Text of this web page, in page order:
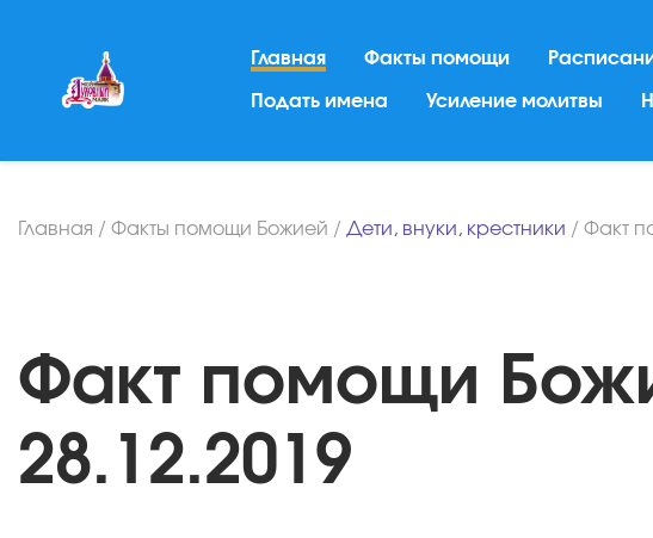
Главная Факты помощи
Подать имена Усиление молитвы
Главная / Факты помощи Божией / Дети, внуки, крестники / Факт
Факт помощи
28.12.2019